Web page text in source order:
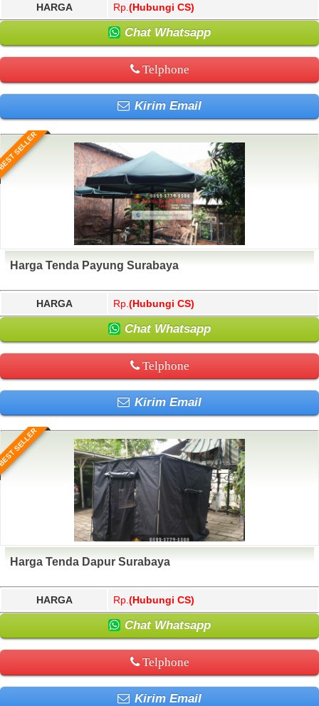
HARGA Rp. (Hubungi CS)
Chat Whatsapp
Telphone
Kirim Email
SELLER
Harga Tenda Payung Surabaya
HARGA Rp. (Hubungi CS)
Chat Whatsapp
Telphone
Kirim Email
SELLER
Harga Tenda Dapur Surabaya
HARGA Rp. (Hubungi CS)
Chat Whatsapp
Telphone
Kirim Email